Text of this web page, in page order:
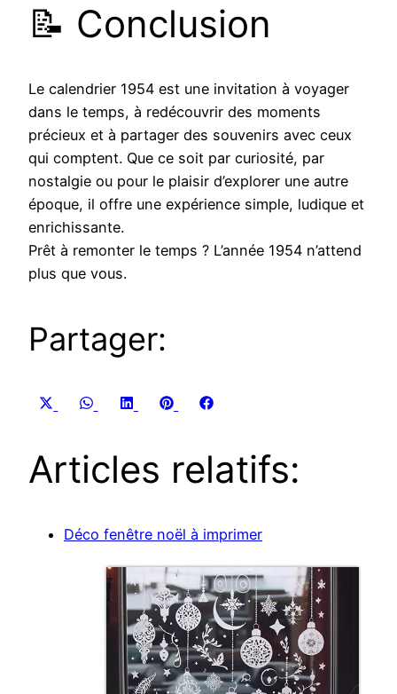
📝 Conclusion
Le calendrier 1954 est une invitation à voyager
dans le temps, à redécouvrir des moments
précieux et à partager des souvenirs avec ceux
qui comptent. Que ce soit par curiosité, par
nostalgie ou pour le plaisir d’explorer une autre
époque, il offre une expérience simple, ludique et
enrichissante.
Prêt à remonter le temps ? L’année 1954 n’attend
plus que vous.
Partager:
Share
Share
WhatsApp
Share
LinkedInShare
Pinterest
Share
Articles relatifs:
Déco fenêtre noël à imprimer